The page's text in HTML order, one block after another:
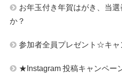
お年玉付き年賀はがき、当
か？
参加者全員プレゼント☆キャ
★Instagram 投稿キャンペー